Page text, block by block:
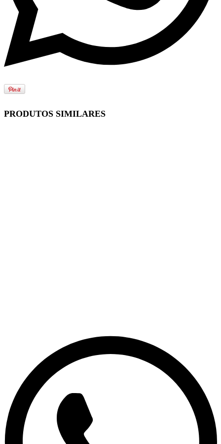
PRODUTOS SIMILARES